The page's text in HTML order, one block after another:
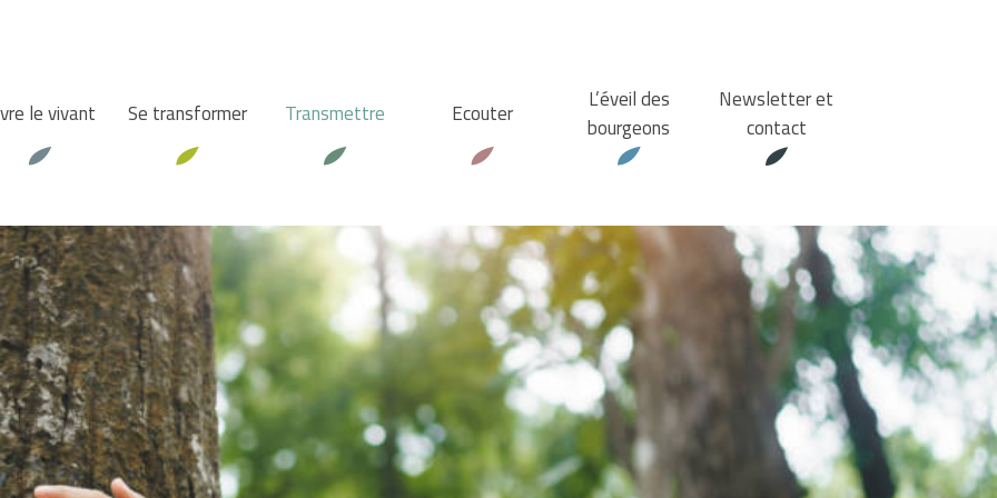
le vivant Se transformer Transmettre Ecouter
L’éveil des
bourgeons
Newsletter et
contact